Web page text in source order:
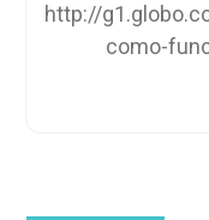
http://
como-